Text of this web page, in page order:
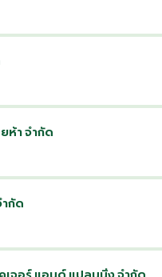
ห้า จำกัด
กัด
เจอร์ แอนด์ แปลนนิ่ง จำกัด